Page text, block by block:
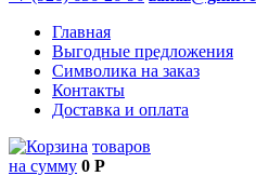
Главная
Выгодные предложения
Символика на заказ
Контакты
Доставка и оплата
товаров
на сумму 0 Р